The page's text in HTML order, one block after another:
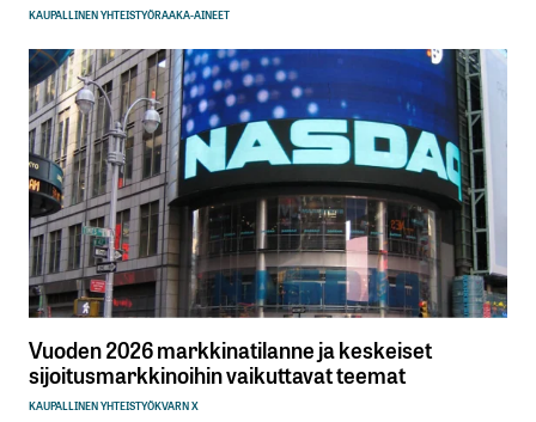
KAUPALLINEN YHTEISTYÖRAAKA-AINEET
Vuoden 2026 markkinatilanne ja keskeiset
sijoitusmarkkinoihin vaikuttavat teemat
KAUPALLINEN YHTEISTYÖKVARN X